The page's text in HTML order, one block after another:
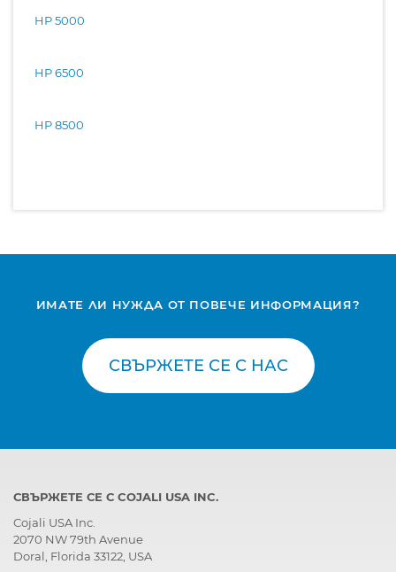
HP 5000
HP 6500
HP 8500
ИМАТЕ ЛИ НУЖДА ОТ ПОВЕЧЕ ИНФОРМАЦИЯ?
СВЪРЖЕТЕ СЕ С НАС
СВЪРЖЕТЕ СЕ С COJALI USA INC.
Cojali USA Inc.
2070 NW 79th Avenue
Doral, Florida 33122, USA